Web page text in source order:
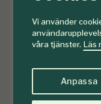
Vi använder
våra tjänster. Läs
Anpassa